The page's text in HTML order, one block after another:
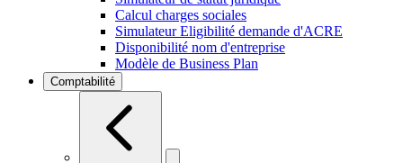
Calcul charges sociales
Simulateur Eligibilité demande d'ACRE
Disponibilité nom d'entreprise
Modèle de Business Plan
Comptabilité